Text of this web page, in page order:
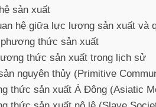
sản xuất
hệ giữa lực lượng sản xuất và
thức sản xuất
thức sản xuất trong lịch sử
nguyên thủy (Primitive
thức sản xuất Á Đông (Asiatic